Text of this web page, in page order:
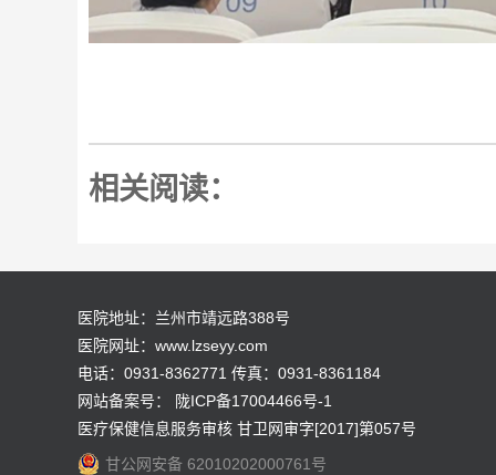
相关阅读：
医院地址：兰州市靖远路388号
医院网址：www.lzseyy.com
电话：0931-8362771 传真：0931-8361184
网站备案号：
陇ICP备17004466号-1
医疗保健信息服务审核 甘卫网审字[2017]第057号
甘公网安备 62010202000761号